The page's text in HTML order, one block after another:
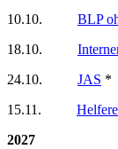
10.10. BLP
18.10.
24.10. JAS *
15.11.
2027